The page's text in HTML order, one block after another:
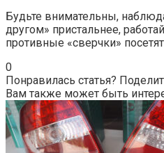
Будьте внимательны,
другом» пристальнее,
противные «сверчки»
0
Понравилась статья?
Вам также может быть